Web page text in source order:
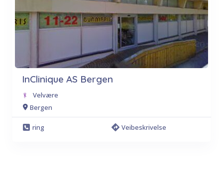
InClinique AS Bergen
Velvære
Bergen
ring Veibeskrivelse